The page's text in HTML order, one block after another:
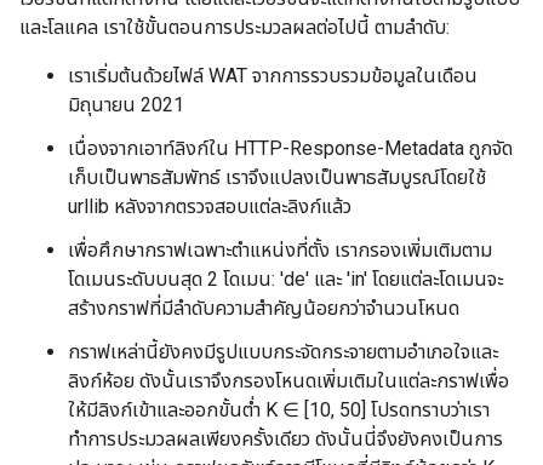
และโลแคล เราใช้ขั้นตอนการประมวลผลต่อไปนี้ ตามลำดับ:
เราเริ่มต้นด้วยไฟล์ WAT จากการรวบรวมข้อมูลในเดือน
มิถุนายน 2021
เนื่องจากเอาท์ลิงก์ใน HTTP-Response-Metadata ถูกจัด
เก็บเป็นพาธสัมพัทธ์ เราจึงแปลงเป็นพาธสัมบูรณ์โดยใช้
urllib หลังจากตรวจสอบแต่ละลิงก์แล้ว
เพื่อศึกษากราฟเฉพาะตำแหน่งที่ตั้ง เรากรองเพิ่มเติมตาม
โดเมนระดับบนสุด 2 โดเมน: 'de' และ 'in' โดยแต่ละโดเมนจะ
สร้างกราฟที่มีลำดับความสำคัญน้อยกว่าจำนวนโหนด
กราฟเหล่านี้ยังคงมีรูปแบบกระจัดกระจายตามอำเภอใจและ
ลิงก์ห้อย ดังนั้นเราจึงกรองโหนดเพิ่มเติมในแต่ละกราฟเพื่อ
ให้มีลิงก์เข้าและออกขั้นต่ำ K ∈ [10, 50] โปรดทราบว่าเรา
ทำการประมวลผลเพียงครั้งเดียว ดังนั้นนี่จึงยังคงเป็นการ